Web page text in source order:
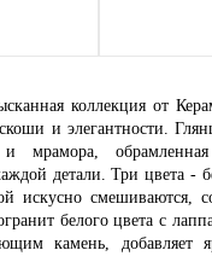
коллекция от
и элегантности.
мрамора,
детали. Три цвета -
искусно смешиваются,
белого цвета с
камень, добавляет